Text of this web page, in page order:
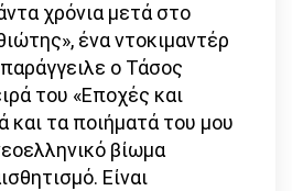
χρόνια μετά στο
ένα ντοκιμαντέρ
ο Τάσος
του «Εποχές και
και τα ποιήματά του μου
βίωμα
Είναι